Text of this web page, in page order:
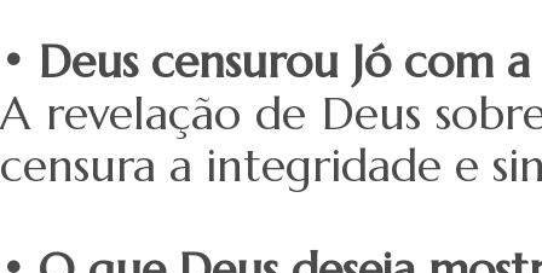
• Deus censurou Jó com
A revelação de Deus
censura a integridade e